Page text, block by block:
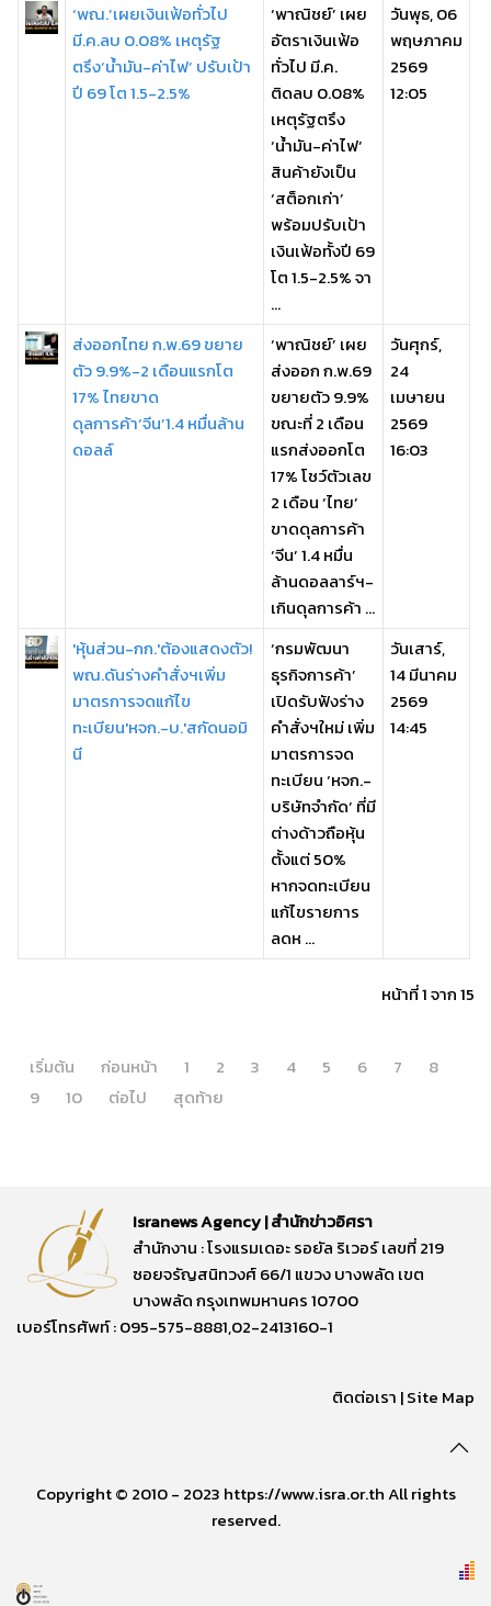
‘พณ.’เผยเงินเฟ้อทั่วไป
มี.ค.ลบ 0.08% เหตุรัฐ
ตรึง‘น้ำมัน-ค่าไฟ’ ปรับเป้า
ปี 69 โต 1.5-2.5%
‘พาณิชย์’ เผย
อัตราเงินเฟ้อ
ทั่วไป มี.ค.
ติดลบ 0.08%
เหตุรัฐตรึง
‘น้ำมัน-ค่าไฟ’
สินค้ายังเป็น
‘สต็อกเก่า’
พร้อมปรับเป้า
เงินเฟ้อทั้งปี 69
โต 1.5-2.5% จา
...
วันพุธ, 06
พฤษภาคม
2569
12:05
ส่งออกไทย ก.พ.69 ขยาย
ตัว 9.9%-2 เดือนแรกโต
17% ไทยขาด
ดุลการค้า‘จีน’1.4 หมื่นล้าน
ดอลล์
‘พาณิชย์’ เผย
ส่งออก ก.พ.69
ขยายตัว 9.9%
ขณะที่ 2 เดือน
แรกส่งออกโต
17% โชว์ตัวเลข
2 เดือน ‘ไทย’
ขาดดุลการค้า
‘จีน’ 1.4 หมื่น
ล้านดอลลาร์ฯ-
เกินดุลการค้า ...
วันศุกร์,
24
เมษายน
2569
16:03
'หุ้นส่วน-กก.'ต้องแสดงตัว!
พณ.ดันร่างคำสั่งฯเพิ่ม
มาตรการจดแก้ไข
ทะเบียน'หจก.-บ.'สกัดนอมิ
นี
‘กรมพัฒนา
ธุรกิจการค้า’
เปิดรับฟังร่าง
คำสั่งฯใหม่ เพิ่ม
มาตรการจด
ทะเบียน ‘หจก.-
บริษัทจำกัด’ ที่มี
ต่างด้าวถือหุ้น
ตั้งแต่ 50%
หากจดทะเบียน
แก้ไขรายการ
ลดห ...
วันเสาร์,
14 มีนาคม
2569
14:45
หน้าที่ 1 จาก 15
เริ่มต้น ก่อนหน้า 1 2 3 4 5 6 7
8
9
10 ต่อไป สุดท้าย
Isranews Agency | สำนักข่าวอิศรา
สำนักงาน : โรงแรมเดอะ รอยัล ริเวอร์ เลขที่ 219
ซอยจรัญสนิทวงศ์ 66/1 แขวง บางพลัด เขต
บางพลัด กรุงเทพมหานคร 10700
เบอร์โทรศัพท์ : 095-575-8881,02-2413160-1
ติดต่อเรา |Site Map
Copyright © 2010 - 2023 https://www.isra.or.th All rights
reserved.